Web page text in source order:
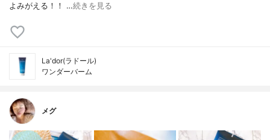
よみがえる！！ …続きを見る
La'dor(ラドール)
ワンダーバーム
メグ